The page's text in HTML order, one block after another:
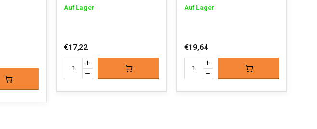
Auf Lager
€17,22
Auf Lager
€19,64